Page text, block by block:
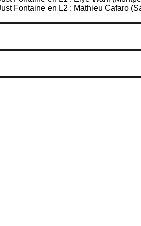
Fontaine en L2 : Mathieu Cafaro